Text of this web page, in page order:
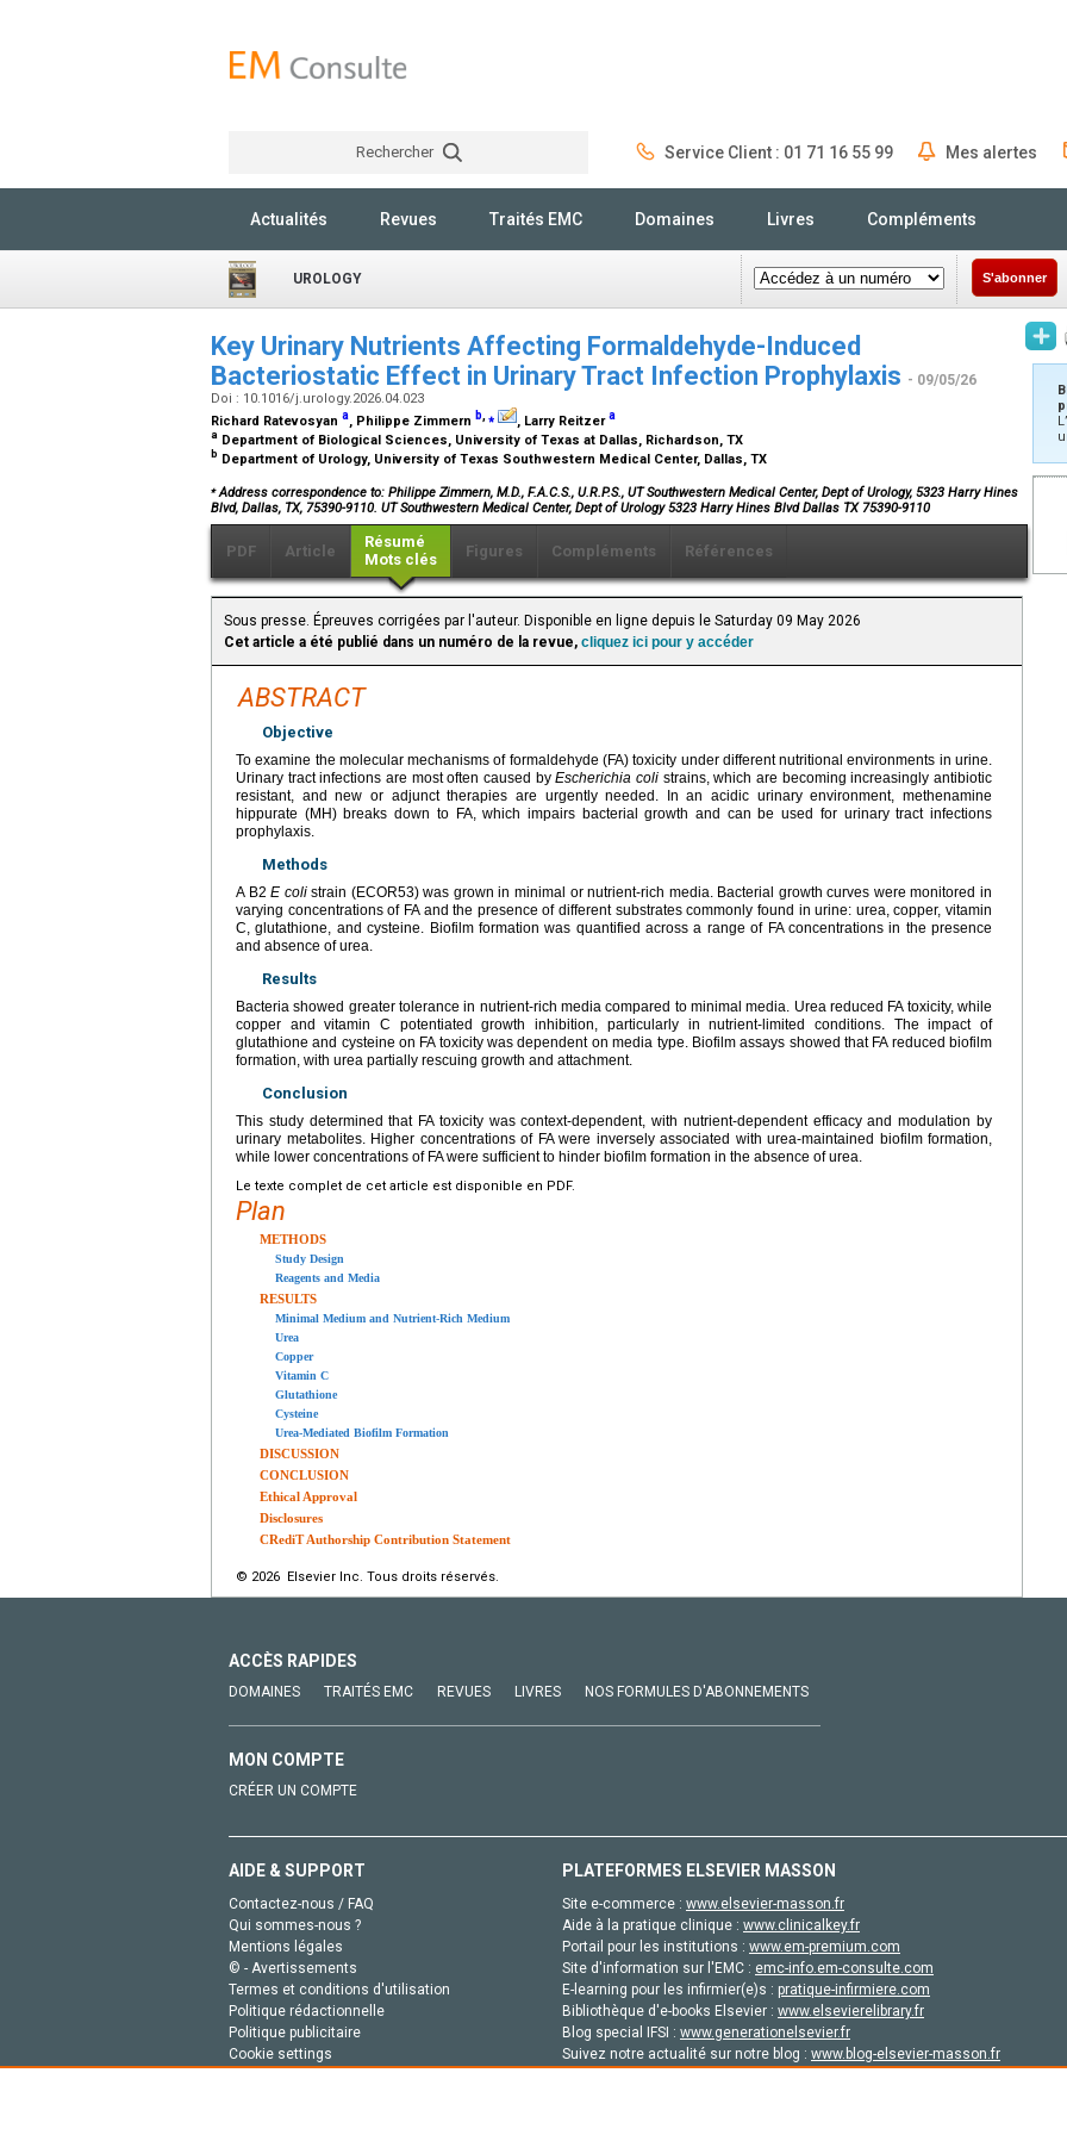
Rechercher Service Client : 01 71 16 55 99 Mes alertes
Actualités Revues Traités EMC Domaines Livres Compléments
UROLOGY S'abonner
Key Urinary Nutrients Affecting Formaldehyde-Induced
Bacteriostatic Effect in Urinary Tract Infection Prophylaxis - 09/05/26
Doi : 10.1016/j.urology.2026.04.023
Richard Ratevosyan a, Philippe Zimmern b,⁎ , Larry Reitzera
a Department of Biological Sciences, University of Texas at Dallas, Richardson, TX
b Department of Urology, University of Texas Southwestern Medical Center, Dallas, TX
⁎Address correspondence to: Philippe Zimmern, M.D., F.A.C.S., U.R.P.S., UT Southwestern Medical Center, Dept of Urology, 5323 Harry Hines
Blvd, Dallas, TX, 75390-9110. UT Southwestern Medical Center, Dept of Urology 5323 Harry Hines Blvd Dallas TX 75390-9110
PDF Article
Résumé
Mots clés
Figures Compléments Références
Sous presse. Épreuves corrigées par l'auteur. Disponible en ligne depuis le Saturday 09 May 2026
Cet article a été publié dans un numéro de la revue, cliquez ici pour y accéder
ABSTRACT
Objective
To examine the molecular mechanisms of formaldehyde (FA) toxicity under different nutritional environments in urine.
Urinary tract infections are most often caused byEscherichia coli strains, which are becoming increasingly antibiotic
resistant, and new or adjunct therapies are urgently needed. In an acidic urinary environment, methenamine
hippurate (MH) breaks down to FA, which impairs bacterial growth and can be used for urinary tract infections
prophylaxis.
Methods
A B2E colistrain (ECOR53) was grown in minimal or nutrient-rich media. Bacterial growth curves were monitored in
varying concentrations of FA and the presence of different substrates commonly found in urine: urea, copper, vitamin
C, glutathione, and cysteine. Biofilm formation was quantified across a range of FA concentrations in the presence
and absence of urea.
Results
Bacteria showed greater tolerance in nutrient-rich media compared to minimal media. Urea reduced FA toxicity, while
copper and vitamin C potentiated growth inhibition, particularly in nutrient-limited conditions. The impact of
glutathione and cysteine on FA toxicity was dependent on media type. Biofilm assays showed that FA reduced biofilm
formation, with urea partially rescuing growth and attachment.
Conclusion
This study determined that FA toxicity was context-dependent, with nutrient-dependent efficacy and modulation by
urinary metabolites. Higher concentrations of FA were inversely associated with urea-maintained biofilm formation,
while lower concentrations of FA were sufficient to hinder biofilm formation in the absence of urea.
Le texte complet de cet article est disponible en PDF.
Plan
METHODS
Study Design
Reagents and Media
RESULTS
Minimal Medium and Nutrient-Rich Medium
Urea
Copper
Vitamin C
Glutathione
Cysteine
Urea-Mediated Biofilm Formation
DISCUSSION
CONCLUSION
Ethical Approval
Disclosures
CRediT Authorship Contribution Statement
© 2026 Elsevier Inc. Tous droits réservés.
ACCÈS RAPIDES
DOMAINES TRAITÉS EMC REVUES LIVRES NOS FORMULES D'ABONNEMENTS
MON COMPTE
CRÉER UN COMPTE
AIDE & SUPPORT
Contactez-nous / FAQ
Qui sommes-nous ?
Mentions légales
© - Avertissements
Termes et conditions d'utilisation
Politique rédactionnelle
Politique publicitaire
Cookie settings
PLATEFORMES ELSEVIER MASSON
Site e-commerce : www.elsevier-masson.fr
Aide à la pratique clinique : www.clinicalkey.fr
Portail pour les institutions : www.em-premium.com
Site d'information sur l'EMC : emc-info.em-consulte.com
E-learning pour les infirmier(e)s : pratique-infirmiere.com
Bibliothèque d'e-books Elsevier : www.elsevierelibrary.fr
Blog special IFSI : www.generationelsevier.fr
Suivez notre actualité sur notre blog : www.blog-elsevier-masson.fr